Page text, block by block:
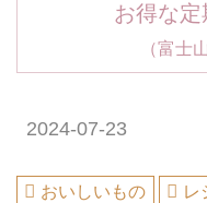
お得な
（富士山
2024-07-23
おいしいもの レ